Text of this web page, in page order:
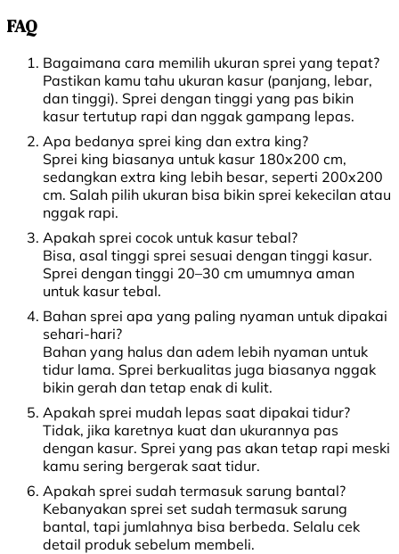
FAQ
Bagaimana cara memilih ukuran sprei yang tepat?
Pastikan kamu tahu ukuran kasur (panjang, lebar,
dan tinggi). Sprei dengan tinggi yang pas bikin
kasur tertutup rapi dan nggak gampang lepas.
Apa bedanya sprei king dan extra king?
Sprei king biasanya untuk kasur 180x200 cm,
sedangkan extra king lebih besar, seperti 200x200
cm. Salah pilih ukuran bisa bikin sprei kekecilan atau
nggak rapi.
Apakah sprei cocok untuk kasur tebal?
Bisa, asal tinggi sprei sesuai dengan tinggi kasur.
Sprei dengan tinggi 20–30 cm umumnya aman
untuk kasur tebal.
Bahan sprei apa yang paling nyaman untuk dipakai
sehari-hari?
Bahan yang halus dan adem lebih nyaman untuk
tidur lama. Sprei berkualitas juga biasanya nggak
bikin gerah dan tetap enak di kulit.
Apakah sprei mudah lepas saat dipakai tidur?
Tidak, jika karetnya kuat dan ukurannya pas
dengan kasur. Sprei yang pas akan tetap rapi meski
kamu sering bergerak saat tidur.
Apakah sprei sudah termasuk sarung bantal?
Kebanyakan sprei set sudah termasuk sarung
bantal, tapi jumlahnya bisa berbeda. Selalu cek
detail produk sebelum membeli.